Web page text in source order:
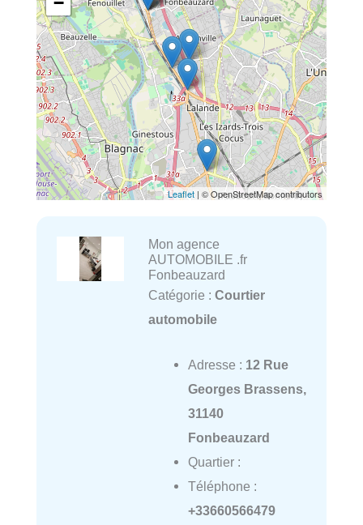
Leaflet | © OpenStreetMap contributors
Mon agence
AUTOMOBILE .fr
Fonbeauzard
Catégorie : Courtier
automobile
Adresse : 12 Rue
Georges Brassens,
31140
Fonbeauzard
Quartier :
Téléphone :
+33660566479